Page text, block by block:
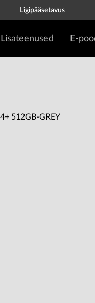
Ligipääsetavus
Lisateenused E-